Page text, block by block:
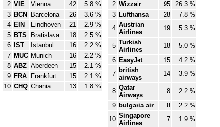
2 VIE Vienna 42
5.8 %
3 BCN Barcelona 26
3.6 %
4 EIN Eindhoven 21
2.9 %
5 BTS Bratislava 18
2.5 %
6
IST Istanbul 16
2.2 %
7 MUC Munich 16
2.2 %
8 ABZ Aberdeen 15
2.1 %
9 FRA Frankfurt 15
2.1 %
10 CHQ Chania 13 1.8 %
2 Wizzair 95
26.3 %
3 Lufthansa 28
7.8 %
4 Austrian
Airlines
19 5.3 %
5 Turkish
Airlines
18
5.0 %
6 EasyJet 15
4.2 %
7 british
airways
14 3.9 %
8 Qatar
Airways
8
2.2 %
9 bulgaria air 8
2.2 %
10 Singapore
Airlines
7 1.9 %